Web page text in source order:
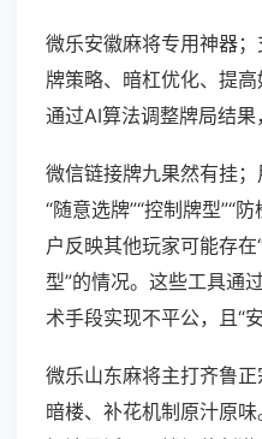
微乐安徽麻将专用神器
牌策略、暗杠优化、提高
通过AI算法调整牌局结果
微信链接牌九果然有挂
“随意选牌”“控制牌型”“
户反映其他玩家可能存在
型”的情况。这些工具通
术手段实现不平公，且“安
微乐山东麻将主打齐鲁
暗楼、补花机制原汁原味